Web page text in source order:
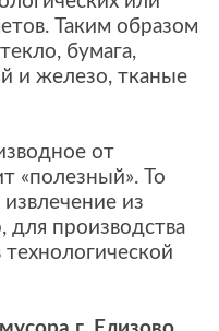
Таким образом
бумага,
и железо, тканые
от
«полезный». То
из
для производства